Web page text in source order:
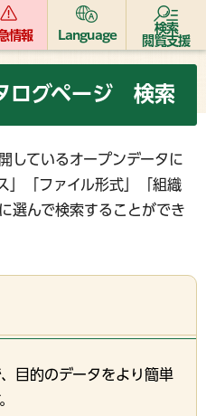
情報 Language
検索
閲覧支援
ログページ 検索
しているオープンデータに
」「ファイル形式」「組織
選んで検索することができ
目的のデータをより簡単